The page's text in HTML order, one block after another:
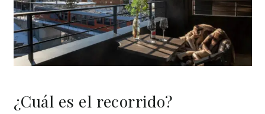
¿Cuál es el recorrido?